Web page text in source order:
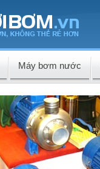
Máy bơm nước